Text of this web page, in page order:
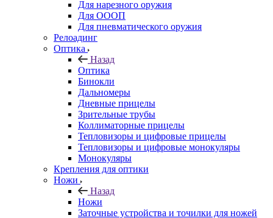
Для нарезного оружия
Для ОООП
Для пневматического оружия
Релоадинг
Оптика
Назад
Оптика
Бинокли
Дальномеры
Дневные прицелы
Зрительные трубы
Коллиматорные прицелы
Тепловизоры и цифровые прицелы
Тепловизоры и цифровые монокуляры
Монокуляры
Крепления для оптики
Ножи
Назад
Ножи
Заточные устройства и точилки для ножей